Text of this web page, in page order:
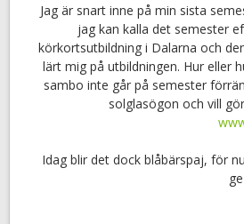
Jag är snart inne på min sista
jag kan kalla det semester
körkortsutbildning i Dalarna och
lärt mig på utbildningen. Hur eller
sambo inte går på semester
solglasögon och vill
Idag blir det dock blåbärspaj, för